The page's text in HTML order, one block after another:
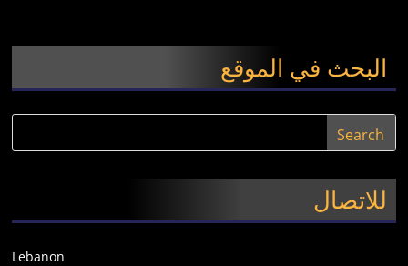
البحث في الموقع
للاتصال
Lebanon